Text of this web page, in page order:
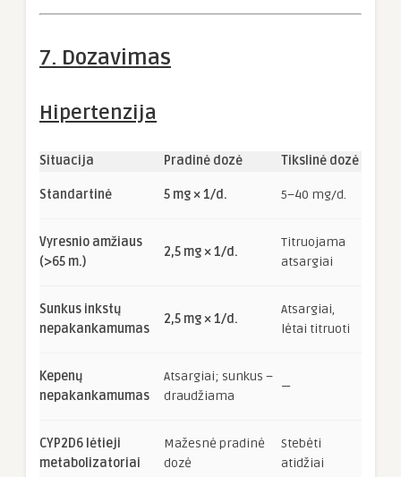
7. Dozavimas
Hipertenzija
Situacija Pradinė dozė Tikslinė dozė
Standartinė 5 mg × 1/d. 5–40 mg/d.
Vyresnio amžiaus
(>65 m.)
2,5 mg × 1/d.
Titruojama
atsargiai
Sunkus inkstų
nepakankamumas
2,5 mg × 1/d.
Atsargiai,
lėtai titruoti
Kepenų
nepakankamumas
Atsargiai; sunkus –
draudžiama
—
CYP2D6 lėtieji
metabolizatoriai
Mažesnė pradinė
dozė
Stebėti
atidžiai